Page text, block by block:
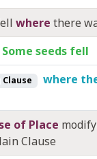
where there
Some seeds fell
where
of Place
Clause